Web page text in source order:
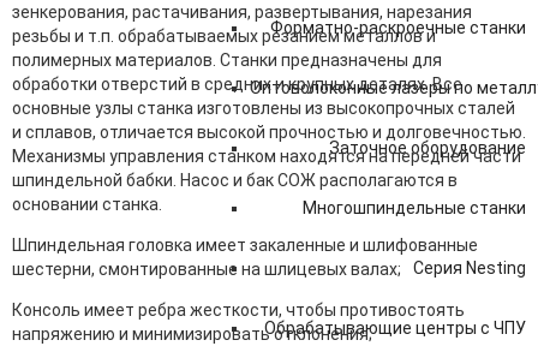
Форматно-раскроечные станки
Оптоволоконные лазеры по
Заточное оборудование
Многошпиндельные станки
Серия Nesting
Обрабатывающие центры с ЧПУ
зенкерования, растачивания, развертывания, нарезания
резьбы и т.п. обрабатываемых резанием металлов и
полимерных материалов. Станки предназначены для
обработки отверстий в средних и крупных деталях. Все
основные узлы станка изготовлены из высокопрочных сталей
и сплавов, отличается высокой прочностью и долговечностью.
Механизмы управления станком находятся на передней части
шпиндельной бабки. Насос и бак СОЖ располагаются в
основании станка.
Шпиндельная головка имеет закаленные и шлифованные
шестерни, смонтированные на шлицевых валах;
Консоль имеет ребра жесткости, чтобы противостоять
напряжению и минимизировать отклонения;